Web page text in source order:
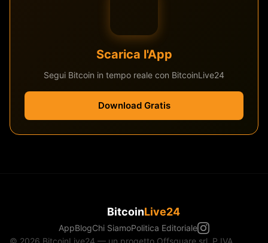
Scarica l'App
Segui Bitcoin in tempo reale con BitcoinLive24
Download Gratis
BitcoinLive24
AppBlogChi SiamoPolitica Editoriale
© 2026 BitcoinLive24 — un progetto Offsquare srl, P.IVA